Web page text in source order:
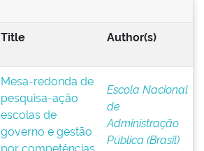
Title Author(s)
Mesa-redonda de
pesquisa-ação
escolas de
governo e gestão
por competências
Escola Nacional
de
Administração
Pública (Brasil)